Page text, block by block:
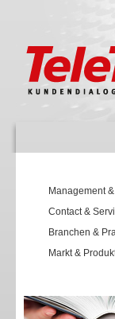
Management
Contact &
Branchen &
Markt &